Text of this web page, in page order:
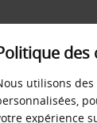
des
utilisons
expérience